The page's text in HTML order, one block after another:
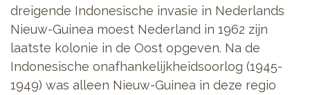
dreigende Indonesische invasie in Nederlands
Nieuw-Guinea moest Nederland in 1962 zijn
laatste kolonie in de Oost opgeven. Na de
Indonesische onafhankelijkheidsoorlog (1945-
1949) was alleen Nieuw-Guinea in deze regio